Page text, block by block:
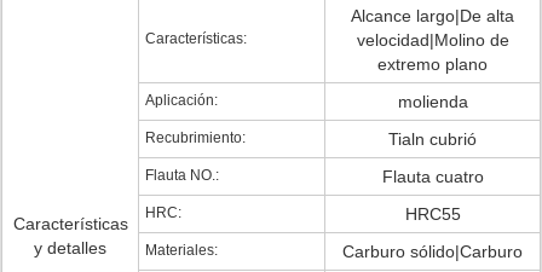
Características
y detalles
Características:
Alcance largo|De alta
velocidad|Molino de
extremo plano
Aplicación: molienda
Recubrimiento: Tialn cubrió
Flauta NO.: Flauta cuatro
HRC: HRC55
Materiales: Carburo sólido|Carburo